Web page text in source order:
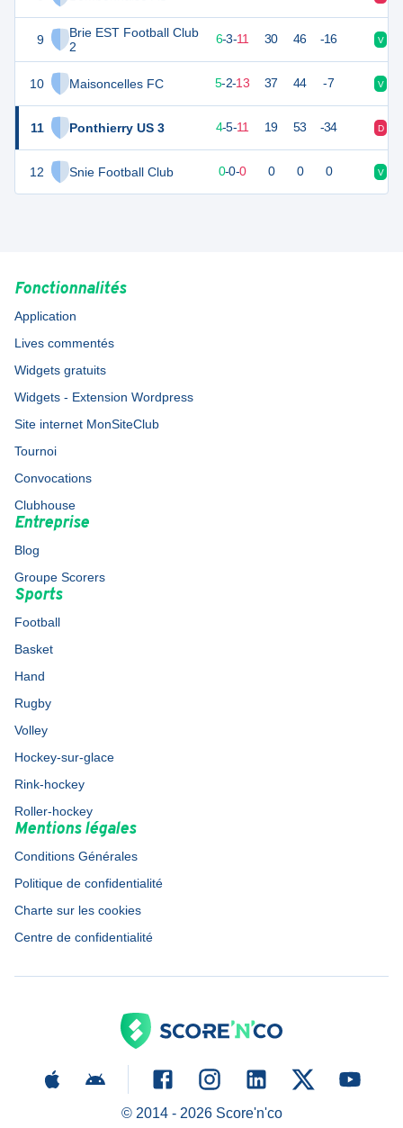
9
Brie EST Football Club
2
10 Maisoncelles FC
11 Ponthierry US 3
12 Snie Football Club
21 20 6-3-11 30 46 -16 V
16 5-2-13 37 44 -7 V
16 4-5-11 19 53 -34 D
0 0-0-0 0 0 0 V
Fonctionnalités
Application
Lives commentés
Widgets gratuits
Widgets - Extension Wordpress
Site internet MonSiteClub
Tournoi
Convocations
Clubhouse
Entreprise
Blog
Groupe Scorers
Sports
Football
Basket
Hand
Rugby
Volley
Hockey-sur-glace
Rink-hockey
Roller-hockey
Mentions légales
Conditions Générales
Politique de confidentialité
Charte sur les cookies
Centre de confidentialité
© 2014 - 2026Score'n'co